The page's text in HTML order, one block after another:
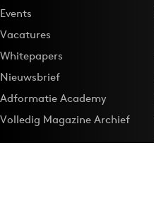
Events
Vacatures
Whitepapers
Nieuwsbrief
Adformatie Academy
Volledig Magazine Archief